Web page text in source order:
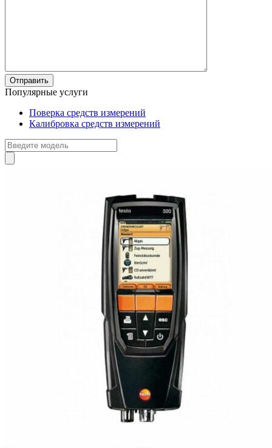
Популярные услуги
Поверка средств измерений
Калибровка средств измерений